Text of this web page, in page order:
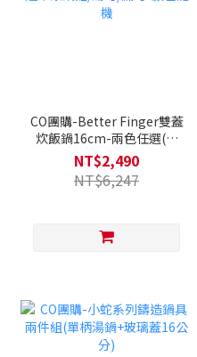
CO團購-Better Finger雙蓋
炊飯鍋16cm-兩色任選(全
覆底/不挑爐具，瓦斯爐電磁
爐可用)送矽銀鍋鏟/湯勺/漏
勺-顏色隨機
NT$2,490
NT$6,247